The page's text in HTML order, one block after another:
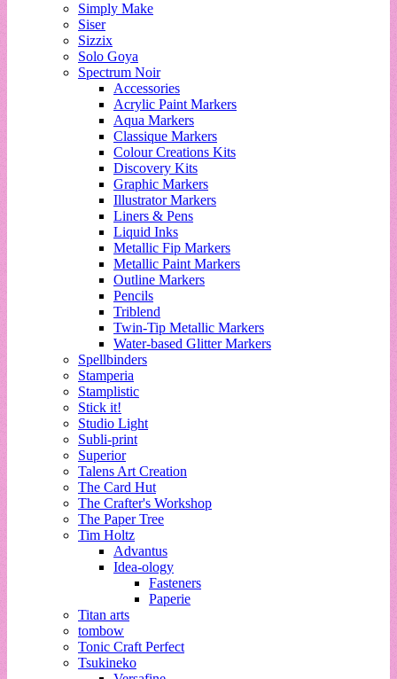
Simply Make
Siser
Sizzix
Solo Goya
Spectrum Noir
Accessories
Acrylic Paint Markers
Aqua Markers
Classique Markers
Colour Creations Kits
Discovery Kits
Graphic Markers
Illustrator Markers
Liners & Pens
Liquid Inks
Metallic Fip Markers
Metallic Paint Markers
Outline Markers
Pencils
Triblend
Twin-Tip Metallic Markers
Water-based Glitter Markers
Spellbinders
Stamperia
Stamplistic
Stick it!
Studio Light
Subli-print
Superior
Talens Art Creation
The Card Hut
The Crafter's Workshop
The Paper Tree
Tim Holtz
Advantus
Idea-ology
Fasteners
Paperie
Titan arts
tombow
Tonic Craft Perfect
Tsukineko